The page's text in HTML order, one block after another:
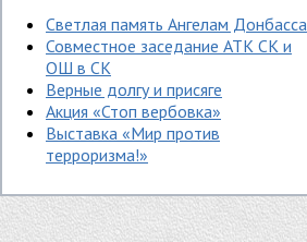
Светлая память Ангелам Донбасса
Совместное заседание АТК СК и
ОШ в СК
Верные долгу и присяге
Акция «Стоп вербовка»
Выставка «Мир против
терроризма!»